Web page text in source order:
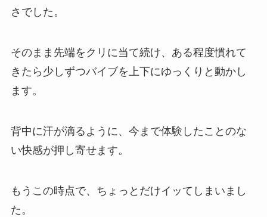
さでした。
そのまま先端をクリに当て続け、ある程度慣れて
きたら少しずつバイブを上下にゆっくりと動かし
ます。
背中に汗が滴るように、今まで体験したことのな
い快感が押し寄せます。
もうこの時点で、ちょっとだけイッてしまいまし
た。